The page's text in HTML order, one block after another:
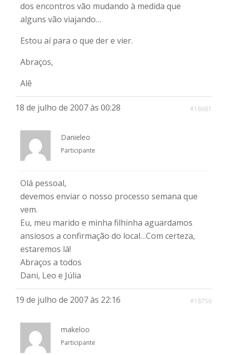
dos encontros vão mudando à medida que
alguns vão viajando…
Estou aí para o que der e vier.
Abraços,
Alê
18 de julho de 2007 às 00:28 #18681
Danieleo
Participante
Olá pessoal,
devemos enviar o nosso processo semana que
vem.
Eu, meu marido e minha filhinha aguardamos
ansiosos a confirmação do local…Com certeza,
estaremos lá!
Abraços a todos
Dani, Leo e Júlia
19 de julho de 2007 às 22:16 #18756
makeloo
Participante